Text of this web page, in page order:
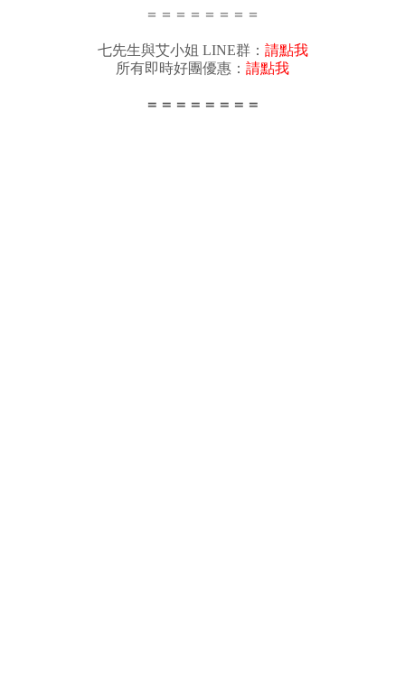
＝＝＝＝＝＝＝＝
七先生與艾小姐 LINE群： 請點我
所有即時好團優惠： 請點我
＝＝＝＝＝＝＝＝